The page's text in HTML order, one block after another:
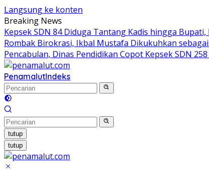
Langsung ke konten
Breaking News
Kepsek SDN 84 Diduga Tantang Kadis hingga
Rombak Birokrasi, Ikbal Mustafa Dikukuhkan sebagai
Pencabulan, Dinas Pendidikan Copot Kepsek SDN
PenamalutIndeks
tutup
tutup